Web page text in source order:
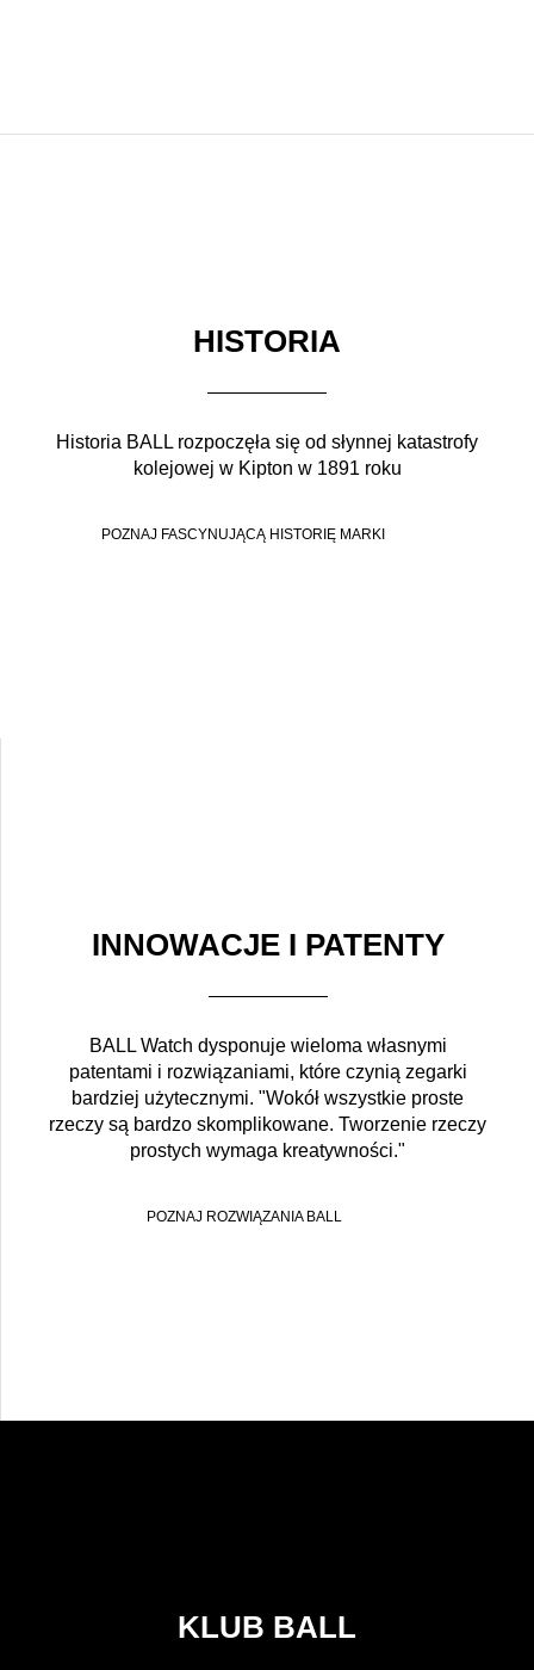
HISTORIA
Historia BALL rozpoczęła się od słynnej katastrofy
kolejowej w Kipton w 1891 roku
POZNAJ FASCYNUJĄCĄ HISTORIĘ MARKI
INNOWACJE I PATENTY
BALL Watch dysponuje wieloma własnymi
patentami i rozwiązaniami, które czynią zegarki
bardziej użytecznymi. "Wokół wszystkie proste
rzeczy są bardzo skomplikowane. Tworzenie rzeczy
prostych wymaga kreatywności."
POZNAJ ROZWIĄZANIA BALL
KLUB BALL